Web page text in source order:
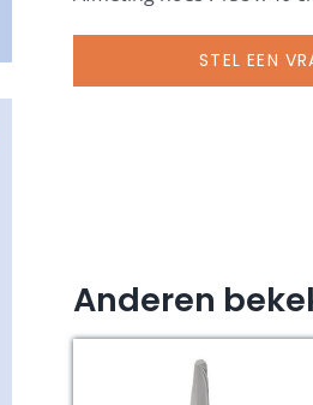
STEL EEN
Anderen